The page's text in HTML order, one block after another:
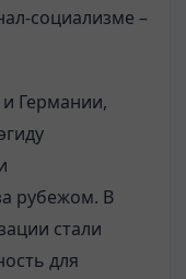
социализме –
Германии,
рубежом. В
стали
для